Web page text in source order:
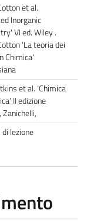
et al.
Inorganic
VI ed. Wiley .
'La teoria dei
Chimica'
et al. ‘Chimica
II edizione
Zanichelli,
lezione